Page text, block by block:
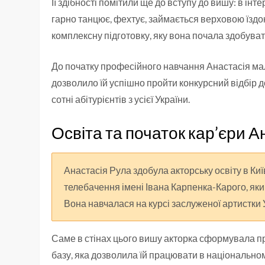
гарно танцює, фехтує, займається верховою
комплексну підготовку, яку вона почала
До початку професійного навчання Анастасія
дозволило їй успішно пройти конкурсний
сотні абітурієнтів з усієї України.
Освіта та початок кар’єри
Анастасія Рула здобула акторську освіту в
телебачення імені Івана Карпенка-Карого,
Вона навчалася на курсі заслуженої артистки
Саме в стінах цього вишу акторка сформувала
базу, яка дозволила їй працювати в